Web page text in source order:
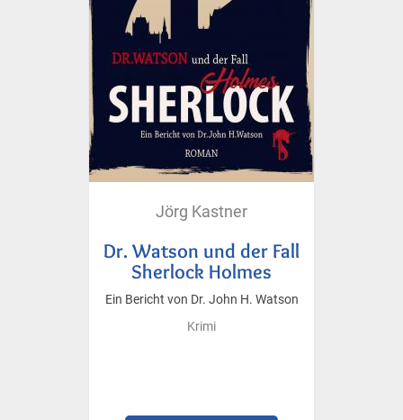
Jörg Kastner
Dr. Watson und der Fall
Sherlock Holmes
Ein Bericht von Dr. John H. Watson
Krimi